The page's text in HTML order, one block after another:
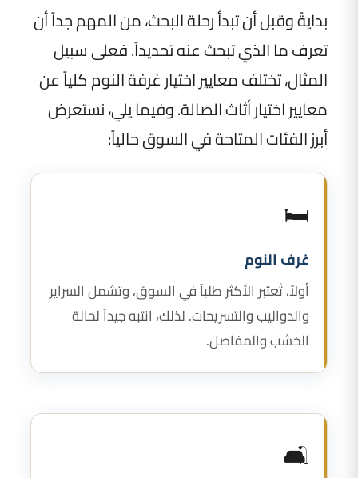
بدايةً وقبل أن تبدأ رحلة البحث، من المهم جداً أن
تعرف ما الذي تبحث عنه تحديداً. فعلى سبيل
المثال، تختلف معايير اختيار غرفة النوم كلياً عن
معايير اختيار أثاث الصالة. وفيما يلي، نستعرض
أبرز الفئات المتاحة في السوق حالياً:
🛏️
غرف النوم
أولاً، تُعتبر الأكثر طلباً في السوق، وتشمل السراير
والدواليب والتسريحات. لذلك، انتبه جيداً لحالة
الخشب والمفاصل.
🛋️